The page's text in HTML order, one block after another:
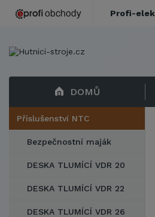
DOMŮ
Příslušenství NTC
Bezpečnostní maják
DESKA TLUMÍCÍ VDR 20
DESKA TLUMÍCÍ VDR 22
DESKA TLUMÍCÍ VDR 26
Profi-